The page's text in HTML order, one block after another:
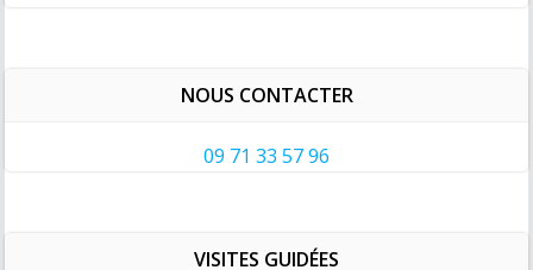
NOUS CONTACTER
09 71 33 57 96
VISITES GUIDÉES